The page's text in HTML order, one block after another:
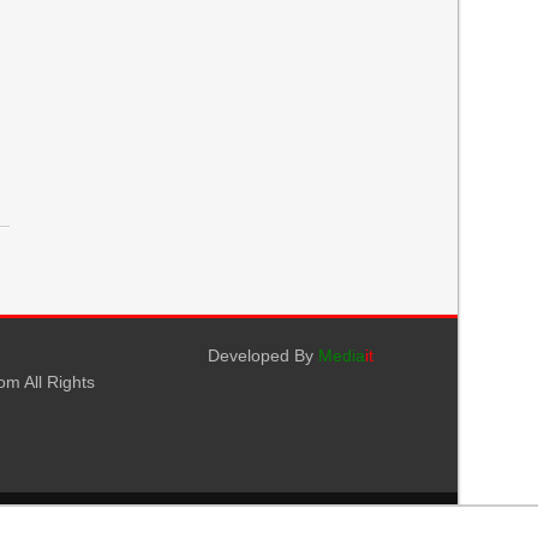
All Rights
Developed By Mediait